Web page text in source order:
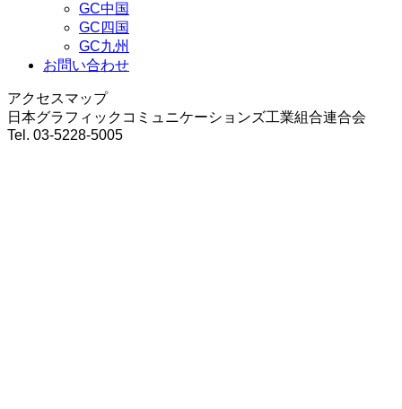
GC中国
GC四国
GC九州
お問い合わせ
アクセスマップ
日本グラフィックコミュニケーションズ工業組合連合会
Tel. 03-5228-5005